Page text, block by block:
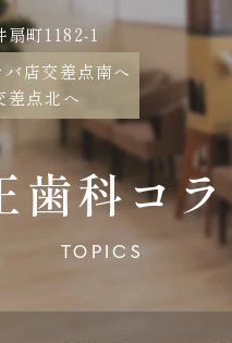
町1182-1
店交差点南へ
差点北へ
歯科コ
TOPICS